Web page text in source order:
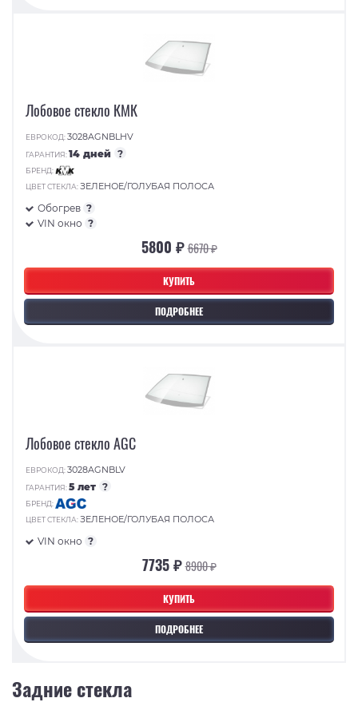
КУПИТЬ
ПОДРОБНЕЕ
Лобовое стекло КМК
ЕВРОКОД:3028AGNBLHV
ГАРАНТИЯ:14 дней ?
БРЕНД:
ЦВЕТ СТЕКЛА:ЗЕЛЕНОЕ/ГОЛУБАЯ ПОЛОСА
Обогрев ?
VIN окно ?
5800 ₽6670 ₽
КУПИТЬ
ПОДРОБНЕЕ
Лобовое стекло AGC
ЕВРОКОД:3028AGNBLV
ГАРАНТИЯ:5 лет ?
БРЕНД:
ЦВЕТ СТЕКЛА:ЗЕЛЕНОЕ/ГОЛУБАЯ ПОЛОСА
VIN окно ?
7735 ₽8900 ₽
Задние стекла